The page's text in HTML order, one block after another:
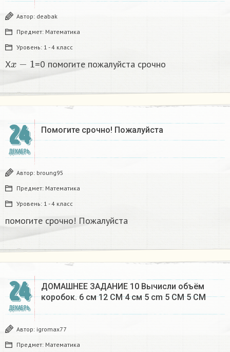
Автор: deabak
Предмет: Математика
Уровень: 1 - 4 класс
X =0 помогите пожалуйста срочно
24
ДЕКАБРЬ
Помогите срочно! Пожалуйста
Автор: broung95
Предмет: Математика
Уровень: 1 - 4 класс
помогите срочно! Пожалуйста
24
ДЕКАБРЬ
ДОМАШНЕЕ ЗАДАНИЕ 10 Вычисли объём
коробок. 6 см 12 CM 4 см 5 cm 5 CM 5 CM​
Автор: igromax77
Предмет: Математика